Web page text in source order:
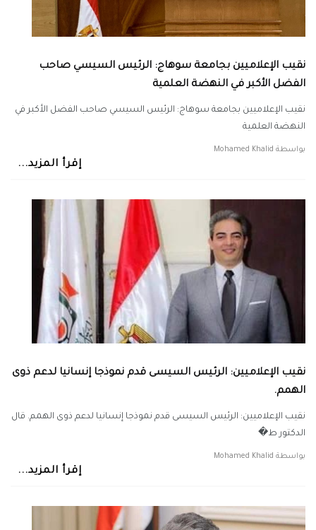
نقيب الإعلاميين بجامعة سوهاج: الرئيس السيسي صاحب
الفضل الأكبر في النهضة العلمية
نقيب الإعلاميين بجامعة سوهاج: الرئيس السيسي صاحب الفضل الأكبر في
النهضة العلمية
بواسطة Mohamed Khalid
إقرأ المزيد...
نقيب الإعلاميين: الرئيس السيسى قدم نموذجا إنسانيا لدعم ذوى
الهمم.
نقيب الإعلاميين: الرئيس السيسى قدم نموذجا إنسانيا لدعم ذوى الهمم. قال
الدكتور ط�
بواسطة Mohamed Khalid
إقرأ المزيد...